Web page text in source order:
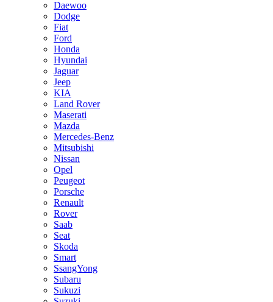
Daewoo
Dodge
Fiat
Ford
Honda
Hyundai
Jaguar
Jeep
KIA
Land Rover
Maserati
Mazda
Mercedes-Benz
Mitsubishi
Nissan
Opel
Peugeot
Porsche
Renault
Rover
Saab
Seat
Skoda
Smart
SsangYong
Subaru
Sukuzi